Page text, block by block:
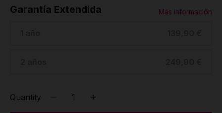
Garantía Extendida Más información
Quantity